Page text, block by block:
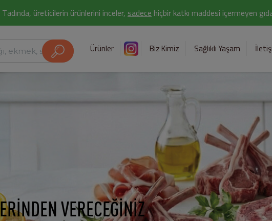
üreticilerin ürünlerini inceler,sadecehiçbir katkı maddesi içermeyen
Ürünler Biz Kimiz Sağlıklı Yaşam
VERECEĞİNİZ